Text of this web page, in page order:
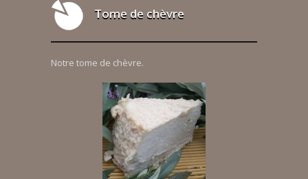
Tome de chèvre
Notre tome de chèvre.